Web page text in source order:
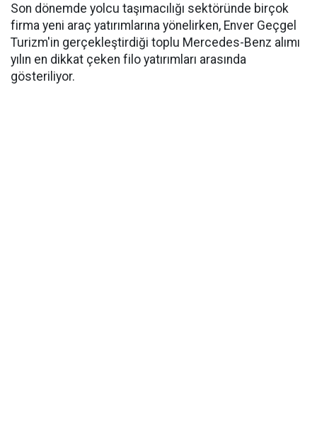
Son dönemde yolcu taşımacılığı sektöründe birçok
firma yeni araç yatırımlarına yönelirken, Enver Geçgel
Turizm'in gerçekleştirdiği toplu Mercedes-Benz alımı
yılın en dikkat çeken filo yatırımları arasında
gösteriliyor.